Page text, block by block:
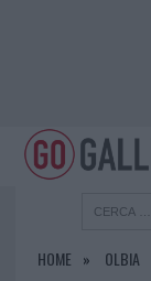
HOME OLBIA